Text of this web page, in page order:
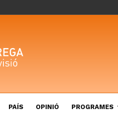
PAÍS OPINIÓ PROGRAMES